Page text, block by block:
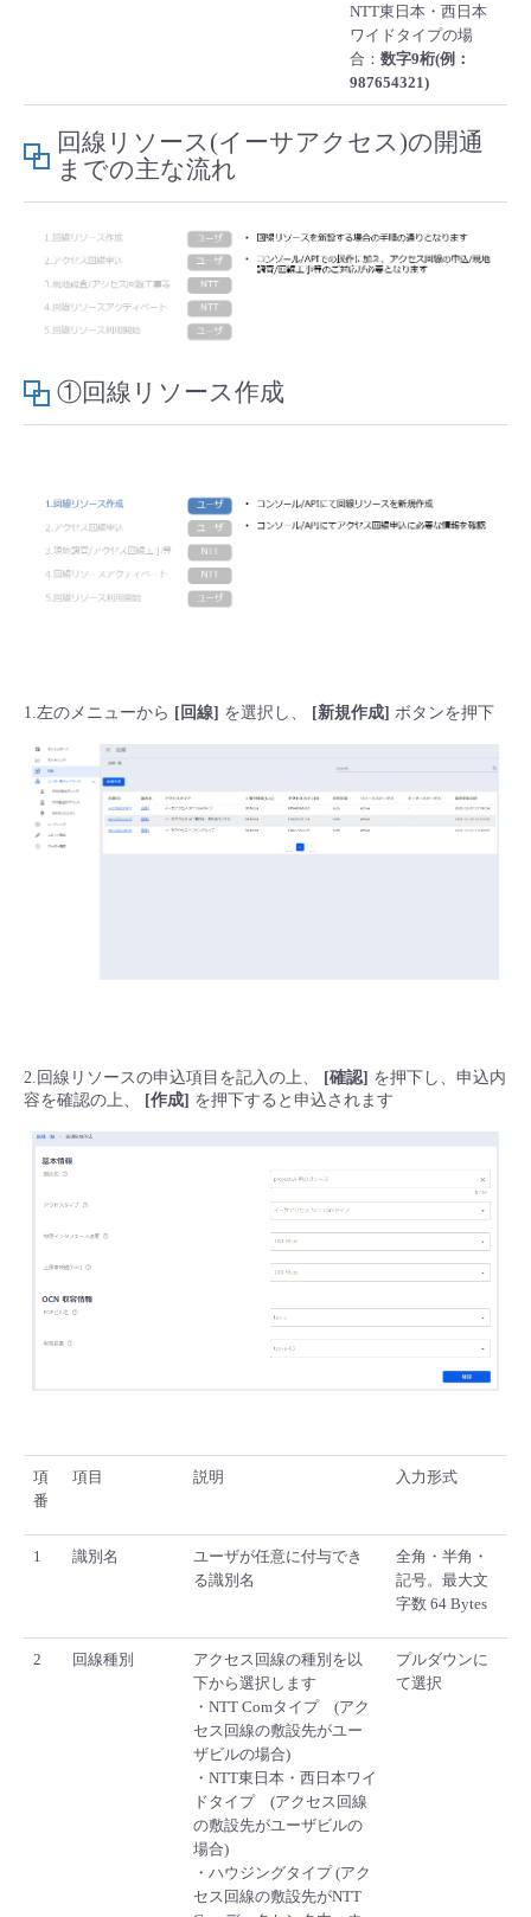
NTT東日本・西日本
ワイドタイプの場
合： 数字9桁(例：
987654321)
回線リソース(イーサアクセス)の開通
までの主な流れ
①回線リソース作成
1.左のメニューから [回線] を選択し、 [新規作成] ボタンを押下
2.回線リソースの申込項目を記入の上、 [確認] を押下し、申込内
容を確認の上、
[作成] を押下すると申込されます
項
番
項目 説明 入力形式
1 識別名
ユーザが任意に付与でき
る識別名
全角・半角・
記号。最大文
字数 64 Bytes
2 回線種別
アクセス回線の種別を以
下から選択します
・NTT Comタイプ (アク
セス回線の敷設先がユー
ザビルの場合)
・NTT東日本・西日本ワイ
ドタイプ (アクセス回線
の敷設先がユーザビルの
場合)
・ハウジングタイプ (アク
セス回線の敷設先がNTT
プルダウンに
て選択